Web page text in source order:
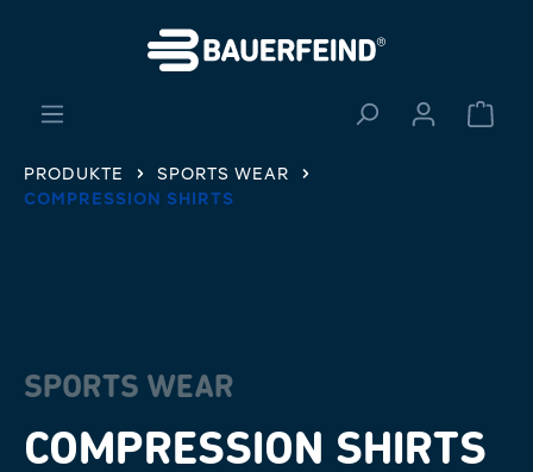
PRODUKTE
SPORTS WEAR
COMPRESSION SHIRTS
SPORTS WEAR
COMPRESSION SHIRTS